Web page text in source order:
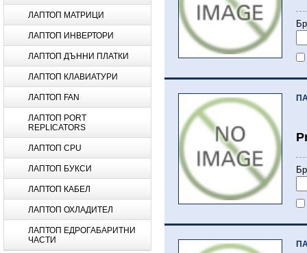
ЛАПТОП МАТРИЦИ
ЛАПТОП ИНВЕРТОРИ
ЛАПТОП ДЪННИ ПЛАТКИ
ЛАПТОП КЛАВИАТУРИ
ЛАПТОП FAN
ЛАПТОП PORT
REPLICATORS
ЛАПТОП CPU
ЛАПТОП БУКСИ
ЛАПТОП КАБЕЛ
ЛАПТОП ОХЛАДИТЕЛ
ЛАПТОП ЕДРОГАБАРИТНИ
ЧАСТИ